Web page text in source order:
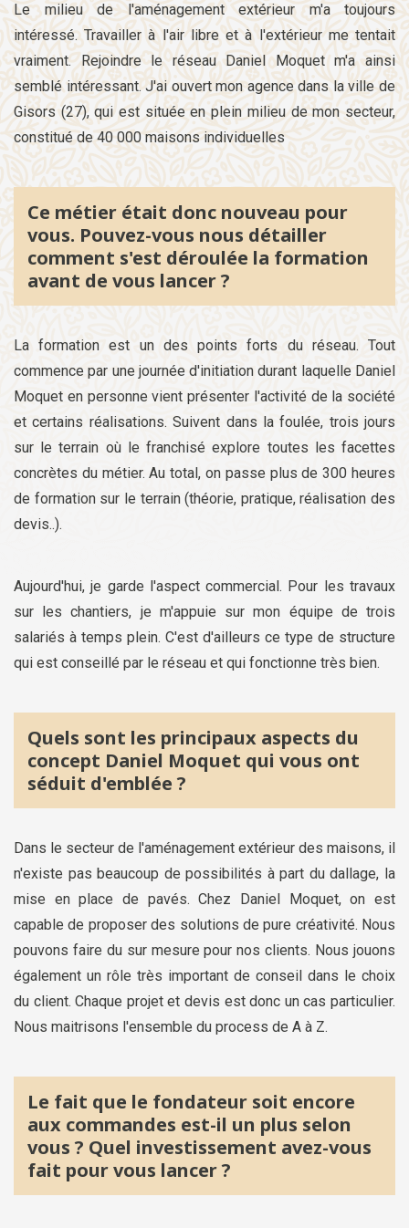
Le milieu de l'aménagement extérieur m'a toujours
intéressé. Travailler à l'air libre et à l'extérieur me tentait
vraiment. Rejoindre le réseau Daniel Moquet m'a ainsi
semblé intéressant. J'ai ouvert mon agence dans la ville de
Gisors (27), qui est située en plein milieu de mon secteur,
constitué de 40 000 maisons individuelles
Ce métier était donc nouveau pour
vous. Pouvez-vous nous détailler
comment s'est déroulée la formation
avant de vous lancer ?
La formation est un des points forts du réseau. Tout
commence par une journée d'initiation durant laquelle Daniel
Moquet en personne vient présenter l'activité de la société
et certains réalisations. Suivent dans la foulée, trois jours
sur le terrain où le franchisé explore toutes les facettes
concrètes du métier. Au total, on passe plus de 300 heures
de formation sur le terrain (théorie, pratique, réalisation des
devis..).
Aujourd'hui, je garde l'aspect commercial. Pour les travaux
sur les chantiers, je m'appuie sur mon équipe de trois
salariés à temps plein. C'est d'ailleurs ce type de structure
qui est conseillé par le réseau et qui fonctionne très bien.
Quels sont les principaux aspects du
concept Daniel Moquet qui vous ont
séduit d'emblée ?
Dans le secteur de l'aménagement extérieur des maisons, il
n'existe pas beaucoup de possibilités à part du dallage, la
mise en place de pavés. Chez Daniel Moquet, on est
capable de proposer des solutions de pure créativité. Nous
pouvons faire du sur mesure pour nos clients. Nous jouons
également un rôle très important de conseil dans le choix
du client. Chaque projet et devis est donc un cas particulier.
Nous maitrisons l'ensemble du process de A à Z.
Le fait que le fondateur soit encore
aux commandes est-il un plus selon
vous ? Quel investissement avez-vous
fait pour vous lancer ?